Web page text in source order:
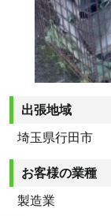
出張地域
埼玉県行田市
お客様の業種
製造業